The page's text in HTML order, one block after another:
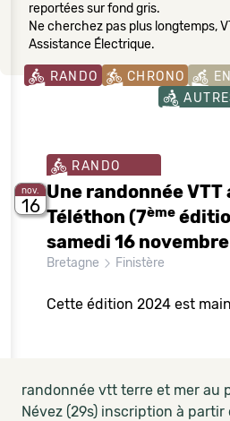
reportées sur fond gris.
Ne cherchez pas plus longtemps,
Assistance Électrique.
RANDO CHRONO
nov.
16
RANDO
Une randonnée
Téléthon (7ème
samedi 16
Bretagne Finistère
Cette édition 2024 est
randonnée vtt terre et mer au
Névez (29s) inscription à partir